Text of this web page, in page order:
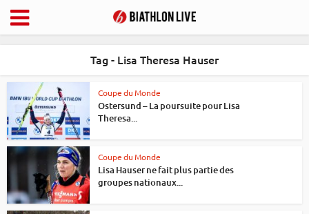
Tag - Lisa Theresa Hauser
Coupe du Monde
Ostersund – La poursuite pour Lisa
Theresa...
Coupe du Monde
Lisa Hauser ne fait plus partie des
groupes nationaux...